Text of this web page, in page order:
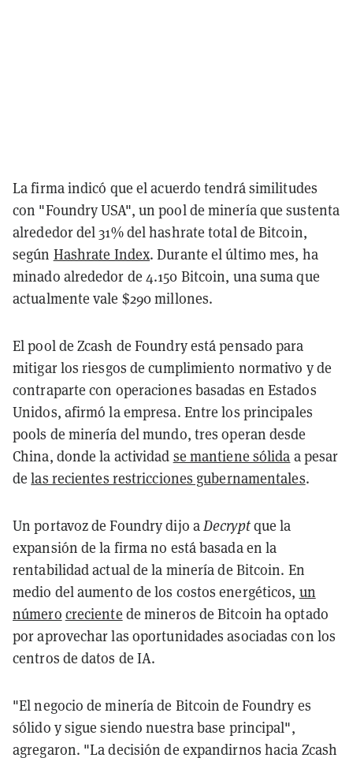
La firma indicó que el acuerdo tendrá similitudes
con "Foundry USA", un pool de minería que sustenta
alrededor del 31% del hashrate total de Bitcoin,
según Hashrate Index. Durante el último mes, ha
minado alrededor de 4.150 Bitcoin, una suma que
actualmente vale $290 millones.
El pool de Zcash de Foundry está pensado para
mitigar los riesgos de cumplimiento normativo y de
contraparte con operaciones basadas en Estados
Unidos, afirmó la empresa. Entre los principales
pools de minería del mundo, tres operan desde
China, donde la actividad se mantiene sólida a pesar
delas recientes restricciones gubernamentales.
Un portavoz de Foundry dijo aDecryptque la
expansión de la firma no está basada en la
rentabilidad actual de la minería de Bitcoin. En
medio del aumento de los costos energéticos, un
número creciente de mineros de Bitcoin ha optado
por aprovechar las oportunidades asociadas con los
centros de datos de IA.
"El negocio de minería de Bitcoin de Foundry es
sólido y sigue siendo nuestra base principal",
agregaron. "La decisión de expandirnos hacia Zcash